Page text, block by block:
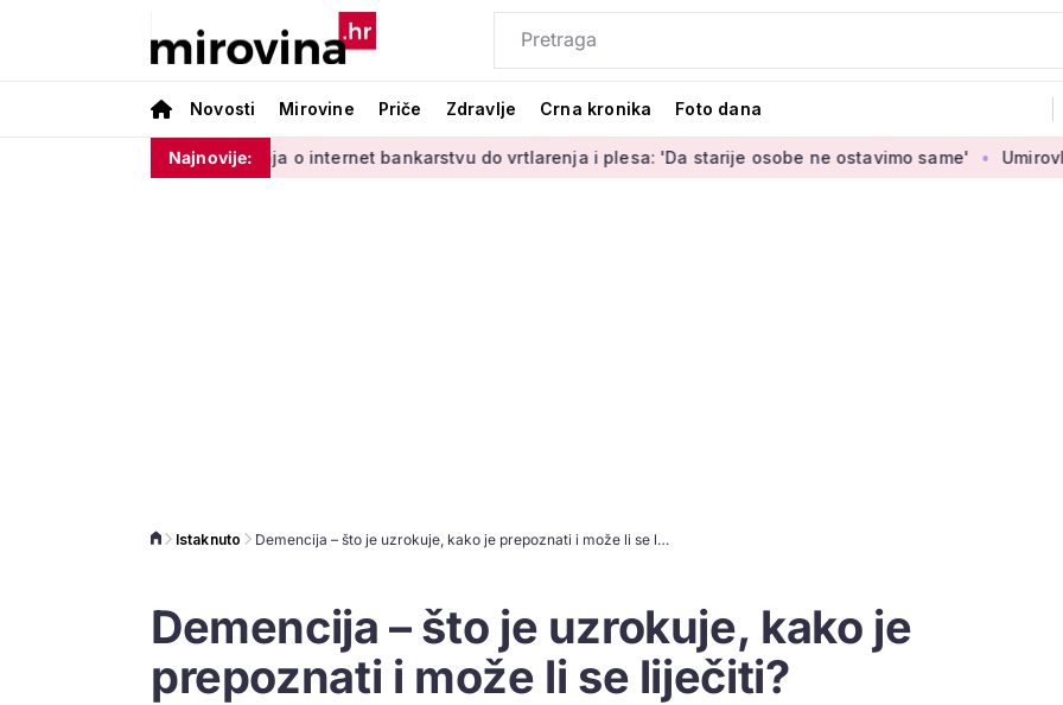
Novosti Mirovine Priče Zdravlje Crna kronika Foto dana
Najnovije:
Od učenja o internet bankarstvu do vrtlarenja i plesa: 'Da starije osobe ne ostavimo same' Umirovljenica
Istaknuto Demencija – što je uzrokuje, kako je prepoznati i može li se liječiti?
Demencija – što je uzrokuje, kako je
prepoznati i može li se liječiti?